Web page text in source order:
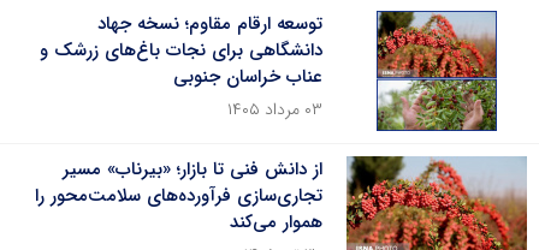
توسعه ارقام مقاوم؛ نسخه جهاد
دانشگاهی برای نجات باغ‌های زرشک و
عناب خراسان جنوبی
۰۳ مرداد ۱۴۰۵
از دانش فنی تا بازار؛ «بیرناب» مسیر
تجاری‌سازی فرآورده‌های سلامت‌محور را
هموار می‌کند